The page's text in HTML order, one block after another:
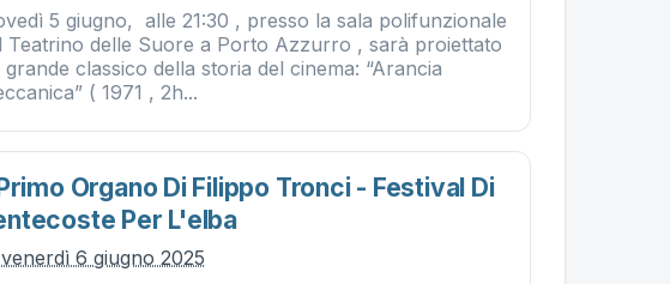
5 giugno, alle 21:30 , presso la sala polifunzionale
Teatrino delle Suore a Porto Azzurro , sarà proiettato
grande classico della storia del cinema: “Arancia
( 1971 , 2h...
Organo Di Filippo Tronci - Festival Di
Per L'elba
venerdì 6 giugno 2025